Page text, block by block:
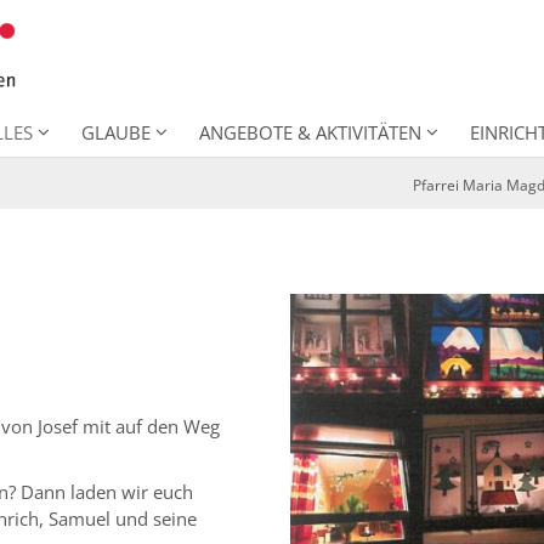
GLAUBE ANGEBOTE & AKTIVITÄTEN
Pfarrei Maria
Josef mit auf den Weg
Dann laden wir euch
Samuel und seine